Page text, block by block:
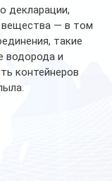
декларации,
— в том
такие
водорода и
контейнеров